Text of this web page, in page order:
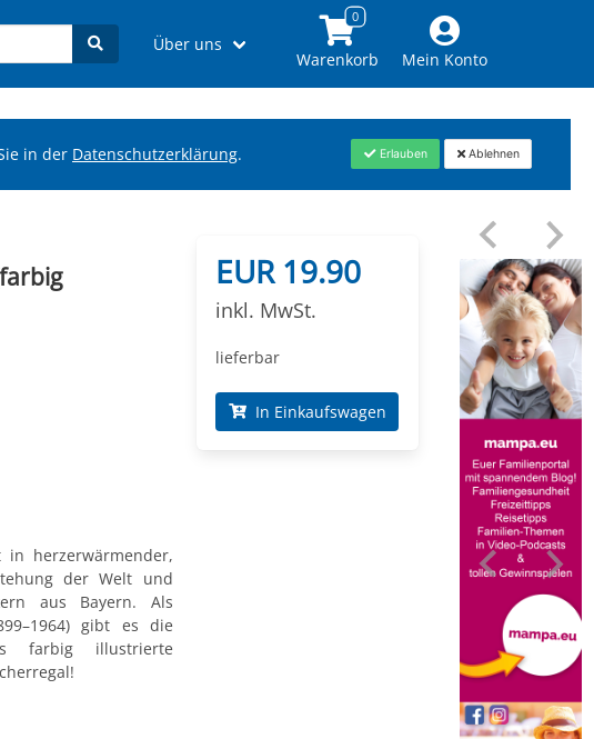
Über uns
Warenkorb Mein Konto
in der Datenschutzerklärung. Erlauben Ablehnen
in herzerwärmender,
der Welt und
aus Bayern. Als
gibt es die
farbig illustrierte
EUR 19.90
inkl. MwSt.
lieferbar
In Einkaufswagen